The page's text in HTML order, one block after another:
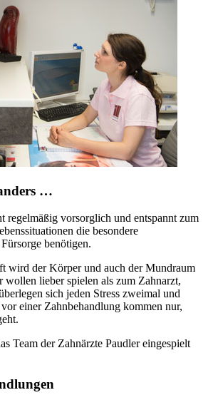
…
regelmäßig vorsorglich und entspannt zum
die besondere
benötigen.
wird der Körper und auch der Mundraum
wollen lieber spielen als zum Zahnarzt,
sich jeden Stress zweimal und
einer Zahnbehandlung kommen nur,
Team der Zahnärzte Paudler eingespielt